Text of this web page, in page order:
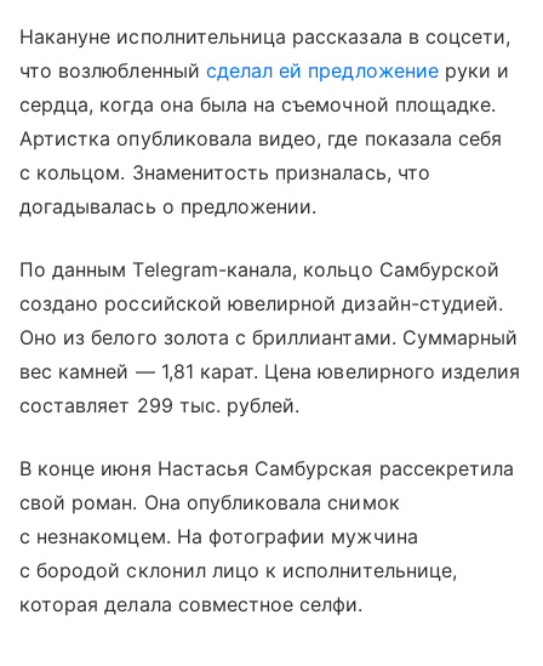
Накануне исполнительница рассказала в соцсети,
что возлюбленный сделал ей предложениеруки и
сердца, когда она была на съемочной площадке.
Артистка опубликовала видео, где показала себя
с кольцом. Знаменитость призналась, что
догадывалась о предложении.
По данным Telegram-канала, кольцо Самбурской
создано российской ювелирной дизайн-студией.
Оно из белого золота с бриллиантами. Суммарный
вес камней — 1,81 карат. Цена ювелирного изделия
составляет 299 тыс. рублей.
В конце июня Настасья Самбурская рассекретила
свой роман. Она опубликовала снимок
с незнакомцем. На фотографии мужчина
с бородой склонил лицо к исполнительнице,
которая делала совместное селфи.